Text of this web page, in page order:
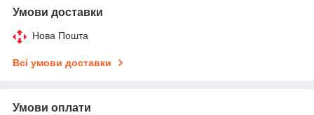
Умови доставки
Нова Пошта
Всі умови доставки
Умови оплати